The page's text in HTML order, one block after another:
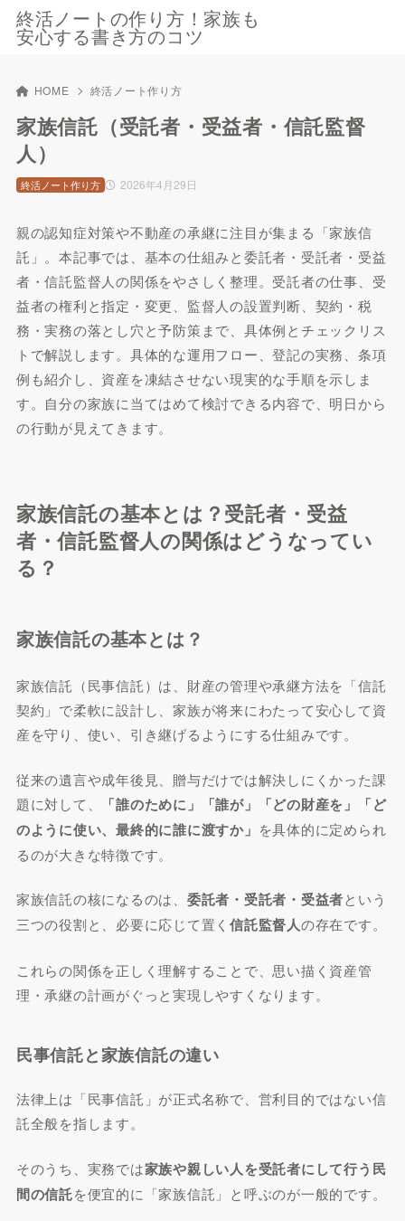
終活ノートの作り方！家族も
安心する書き方のコツ
HOME 終活ノート作り方
家族信託（受託者・受益者・信託監督
人）
2026年4月29日
終活ノート作り方
親の認知症対策や不動産の承継に注目が集まる「家族信
託」。本記事では、基本の仕組みと委託者・受託者・受益
者・信託監督人の関係をやさしく整理。受託者の仕事、受
益者の権利と指定・変更、監督人の設置判断、契約・税
務・実務の落とし穴と予防策まで、具体例とチェックリス
トで解説します。具体的な運用フロー、登記の実務、条項
例も紹介し、資産を凍結させない現実的な手順を示しま
す。自分の家族に当てはめて検討できる内容で、明日から
の行動が見えてきます。
家族信託の基本とは？受託者・受益
者・信託監督人の関係はどうなってい
る？
家族信託の基本とは？
家族信託（民事信託）は、財産の管理や承継方法を「信託
契約」で柔軟に設計し、家族が将来にわたって安心して資
産を守り、使い、引き継げるようにする仕組みです。
従来の遺言や成年後見、贈与だけでは解決しにくかった課
題に対して、
「誰のために」「誰が」「どの財産を」「ど
のように使い、最終的に誰に渡すか」 を具体的に定められ
るのが大きな特徴です。
家族信託の核になるのは、 委託者・受託者・受益者という
三つの役割と、必要に応じて置く信託監督人の存在です。
これらの関係を正しく理解することで、思い描く資産管
理・承継の計画がぐっと実現しやすくなります。
民事信託と家族信託の違い
法律上は「民事信託」が正式名称で、営利目的ではない信
託全般を指します。
そのうち、実務では家族や親しい人を受託者にして行う民
間の信託を便宜的に「家族信託」と呼ぶのが一般的です。